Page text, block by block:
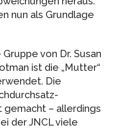
nun als Grundlage
von Dr. Susan
ist die „Mutter“
Die
gemacht – allerdings
der JNCL viele